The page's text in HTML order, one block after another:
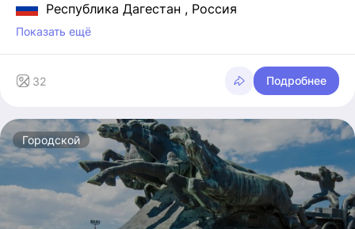
Республика Дагестан , Россия
Показать ещё
32 Подробнее
Городской